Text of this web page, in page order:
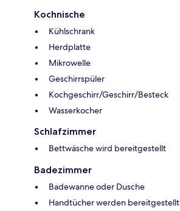
Kochnische
Kühlschrank
Herdplatte
Mikrowelle
Geschirrspüler
Kochgeschirr/Geschirr/Besteck
Wasserkocher
Schlafzimmer
Bettwäsche wird bereitgestellt
Badezimmer
Badewanne oder Dusche
Handtücher werden bereitgestellt